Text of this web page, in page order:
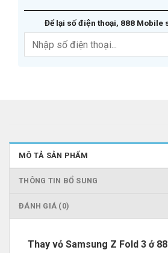
Để lại số điện thoại, 888 Mobile
MÔ TẢ SẢN PHẨM
THÔNG TIN BỔ SUNG
ĐÁNH GIÁ (0)
Thay vỏ Samsung Z Fold 3 ở